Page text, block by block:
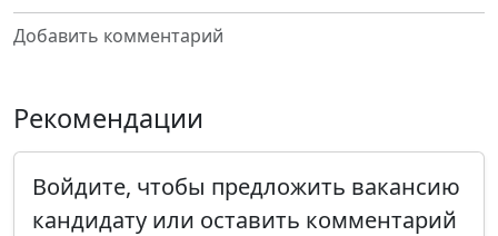
Добавить комментарий
Рекомендации
Войдите, чтобы предложить вакансию
кандидату или оставить комментарий